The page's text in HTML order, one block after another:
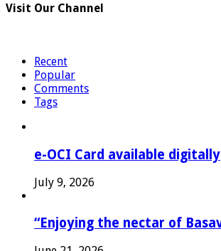
Visit Our Channel
Recent
Popular
Comments
Tags
e-OCI Card available digitally
July 9, 2026
“Enjoying the nectar of